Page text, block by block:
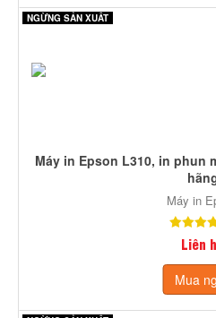
NGỪNG SẢN XUẤT
Máy in Epson L310, in phun
Máy in
Liên
Mua